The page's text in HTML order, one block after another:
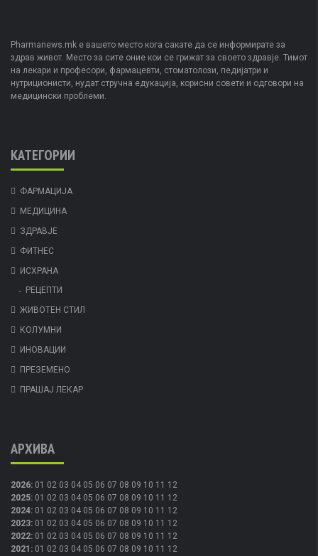
Pharmanews.mk е вашето место кога сакате да се информирате за
здрав живот. Место за сите оние кои се грижат за своето здравје. Тимот
на лекари и професори, фармацевти, стоматолози, педијатри и
нутриционисти, нудат стручна едукација, корисни совети и одговори на
медицински проблеми.
КАТЕГОРИИ
ФАРМАЦИЈА
МЕДИЦИНА
ЗДРАВЈЕ
ФИТНЕС
ИСХРАНА
РЕЦЕПТИ
ЖИВОТЕН СТИЛ
КОЛУМНИ
ИНОВАЦИИ
ПРЕЗЕМЕНО
ПРАШАЈ ЛЕКАР
АРХИВА
2026: 01 02 03 04 05 06 07 08 09 10 11 12
2025: 01 02 03 04 05 06 07 08 09 10 11 12
2024: 01 02 03 04 05 06 07 08 09 10 11 12
2023: 01 02 03 04 05 06 07 08 09 10 11 12
2022: 01 02 03 04 05 06 07 08 09 10 11 12
2021 : 01 02 03 04 05 06 07 08 09 10 11 12